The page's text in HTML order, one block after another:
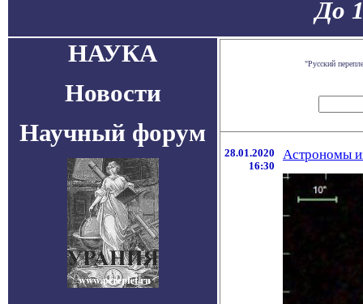
До
НАУКА
Новости
Научный форум
"Русский
28.01.2020
16:30
Астрономы